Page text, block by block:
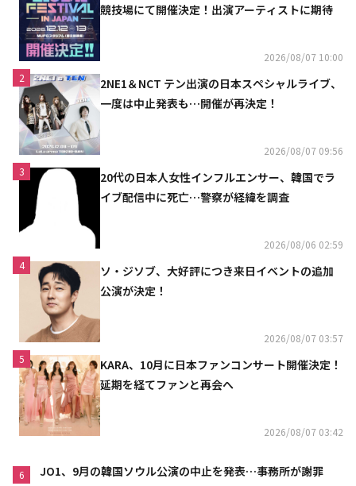
競技場にて開催決定！出演アーティストに期待
2026/08/07 10:00
2
2NE1＆NCT テン出演の日本スペシャルライブ、
一度は中止発表も…開催が再決定！
2026/08/07 09:56
3
20代の日本人女性インフルエンサー、韓国でラ
イブ配信中に死亡…警察が経緯を調査
2026/08/06 02:59
4
ソ・ジソブ、大好評につき来日イベントの追加
公演が決定！
2026/08/07 03:57
5
KARA、10月に日本ファンコンサート開催決定！
延期を経てファンと再会へ
2026/08/07 03:42
6 JO1、9月の韓国ソウル公演の中止を発表…事務所が謝罪